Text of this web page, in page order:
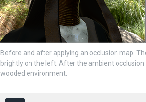
Before and after applying an occlusion map.
brightly on the left. After the ambient
wooded environment.